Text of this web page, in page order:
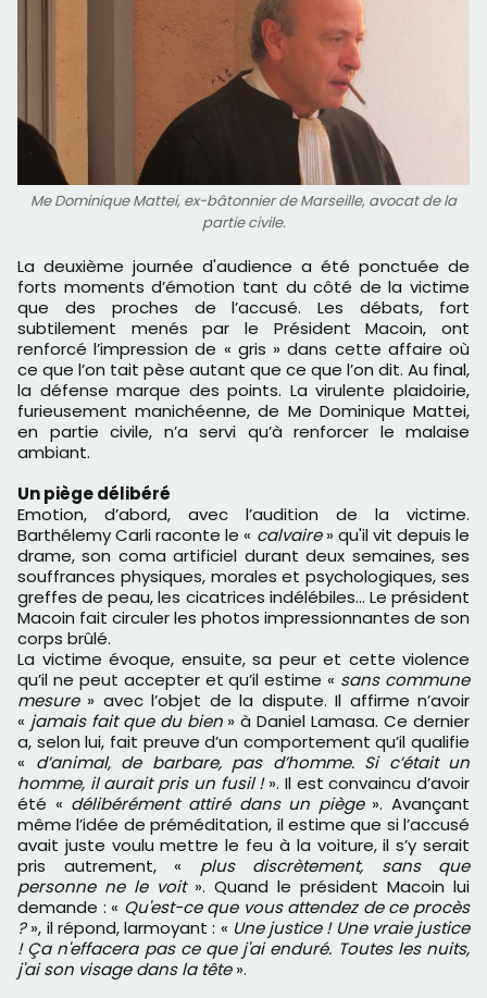
Me Dominique Mattei, ex-bâtonnier de Marseille, avocat de la
partie civile.
La deuxième journée d'audience a été ponctuée de
forts moments d’émotion tant du côté de la victime
que des proches de l’accusé. Les débats, fort
subtilement menés par le Président Macoin, ont
renforcé l’impression de « gris » dans cette affaire où
ce que l’on tait pèse autant que ce que l’on dit. Au final,
la défense marque des points. La virulente plaidoirie,
furieusement manichéenne, de Me Dominique Mattei,
en partie civile, n’a servi qu’à renforcer le malaise
ambiant.
Un piège délibéré
Emotion, d’abord, avec l’audition de la victime.
Barthélemy Carli raconte le « calvaire» qu'il vit depuis le
drame, son coma artificiel durant deux semaines, ses
souffrances physiques, morales et psychologiques, ses
greffes de peau, les cicatrices indélébiles… Le président
Macoin fait circuler les photos impressionnantes de son
corps brûlé.
La victime évoque, ensuite, sa peur et cette violence
qu’il ne peut accepter et qu’il estime « sans commune
mesure » avec l’objet de la dispute. Il affirme n’avoir
« jamais fait que du bien » à Daniel Lamasa. Ce dernier
a, selon lui, fait preuve d’un comportement qu’il qualifie
« d’animal, de barbare, pas d’homme. Si c’était un
homme, il aurait pris un fusil !». Il est convaincu d’avoir
été « délibérément attiré dans un piège ». Avançant
même l’idée de préméditation, il estime que si l’accusé
avait juste voulu mettre le feu à la voiture, il s’y serait
pris autrement, « plus discrètement, sans que
personne ne le voit ». Quand le président Macoin lui
demande : « Qu'est-ce que vous attendez de ce procès
?», il répond, larmoyant : « Une justice ! Une vraie justice
! Ça n'effacera pas ce que j'ai enduré. Toutes les nuits,
j'ai son visage dans la tête».